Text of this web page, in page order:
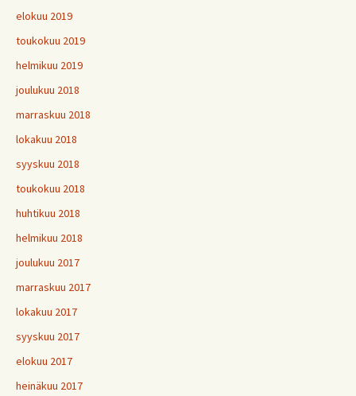
elokuu 2019
toukokuu 2019
helmikuu 2019
joulukuu 2018
marraskuu 2018
lokakuu 2018
syyskuu 2018
toukokuu 2018
huhtikuu 2018
helmikuu 2018
joulukuu 2017
marraskuu 2017
lokakuu 2017
syyskuu 2017
elokuu 2017
heinäkuu 2017